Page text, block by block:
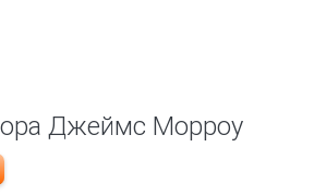
Джеймс Морроу